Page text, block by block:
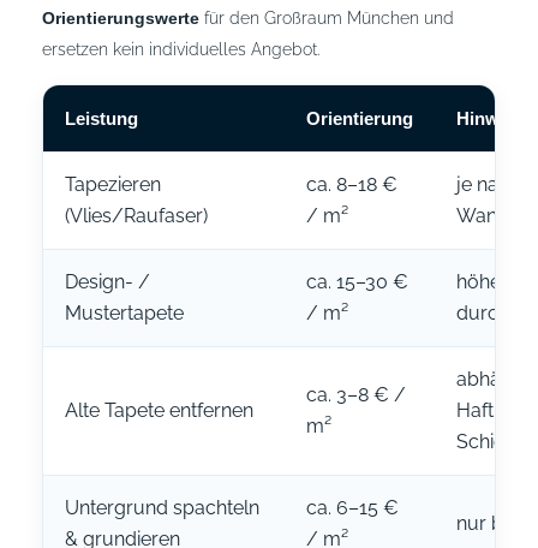
Orientierungswerte für den Großraum München und
ersetzen kein individuelles Angebot.
Leistung Orientierung Hinweis
Tapezieren
(Vlies/Raufaser)
ca. 8–18 €
/ m²
je nach
Design- /
Mustertapete
ca. 15–30 €
/ m²
höherer
durch
Alte Tapete entfernen
ca. 3–8 € /
m²
Haftung
Untergrund spachteln
& grundieren
ca. 6–15 €
/ m²
nur bei